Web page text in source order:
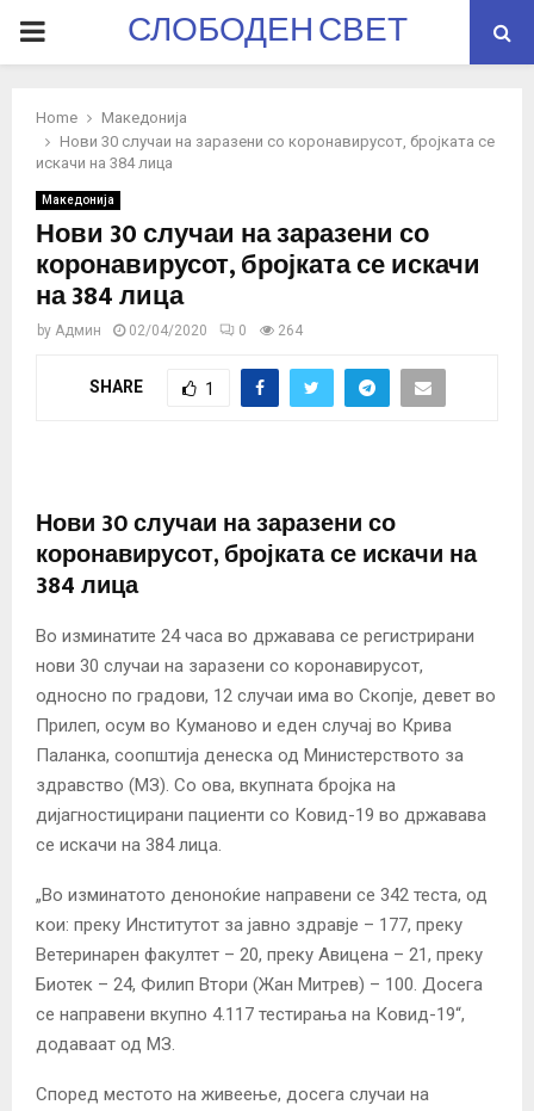
PRIMARYСЛОБОДЕН СВЕТ
Home
Македонија
Нови 30 случаи на заразени со коронавирусот, бројката се
искачи на 384 лица
Македонија
Нови 30 случаи на заразени со
коронавирусот, бројката се искачи
на 384 лица
by Админ 02/04/2020 0 264
SHARE 1
Нови 30 случаи на заразени со
коронавирусот, бројката се искачи на
384 лица
Во изминатите 24 часа во државава се регистрирани
нови 30 случаи на заразени со коронавирусот,
односно по градови, 12 случаи има во Скопје, девет во
Прилеп, осум во Куманово и еден случај во Крива
Паланка, соопштија денеска од Министерството за
здравство (МЗ). Со ова, вкупната бројка на
дијагностицирани пациенти со Ковид-19 во државава
се искачи на 384 лица.
„Во изминатото деноноќие направени се 342 теста, од
кои: преку Институтот за јавно здравје – 177, преку
Ветеринарен факултет – 20, преку Авицена – 21, преку
Биотек – 24, Филип Втори (Жан Митрев) – 100. Досега
се направени вкупно 4.117 тестирања на Ковид-19“,
додаваат од МЗ.
Според местото на живеење, досега случаи на